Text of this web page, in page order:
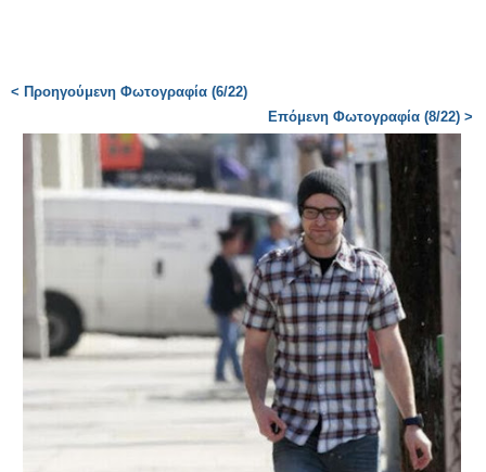
< Προηγούμενη Φωτογραφία (6/22)
Επόμενη Φωτογραφία (8/22) >